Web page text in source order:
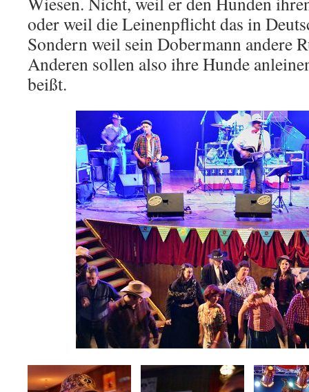
oder weil die Leinenpflicht das in
Sondern weil sein Dobermann andere
Anderen sollen also ihre Hunde
beißt.